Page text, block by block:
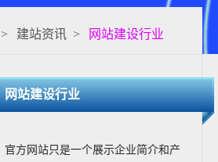
> 建站资讯 > 网站建设行业
网站建设行业
官方网站只是一个展示企业简介和产